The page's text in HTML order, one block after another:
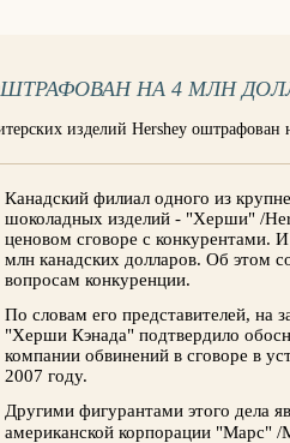
НА 4 МЛН
изделий Hershey оштрафован
Канадский филиал одного из
шоколадных изделий - "Херши" /
ценовом сговоре с конкурентами.
млн канадских долларов. Об этом
вопросам конкуренции.
По словам его представителей, на
"Херши Кэнада" подтвердило
компании обвинений в сговоре в
2007 году.
Другими фигурантами этого дела
американской корпорации "Марс" /